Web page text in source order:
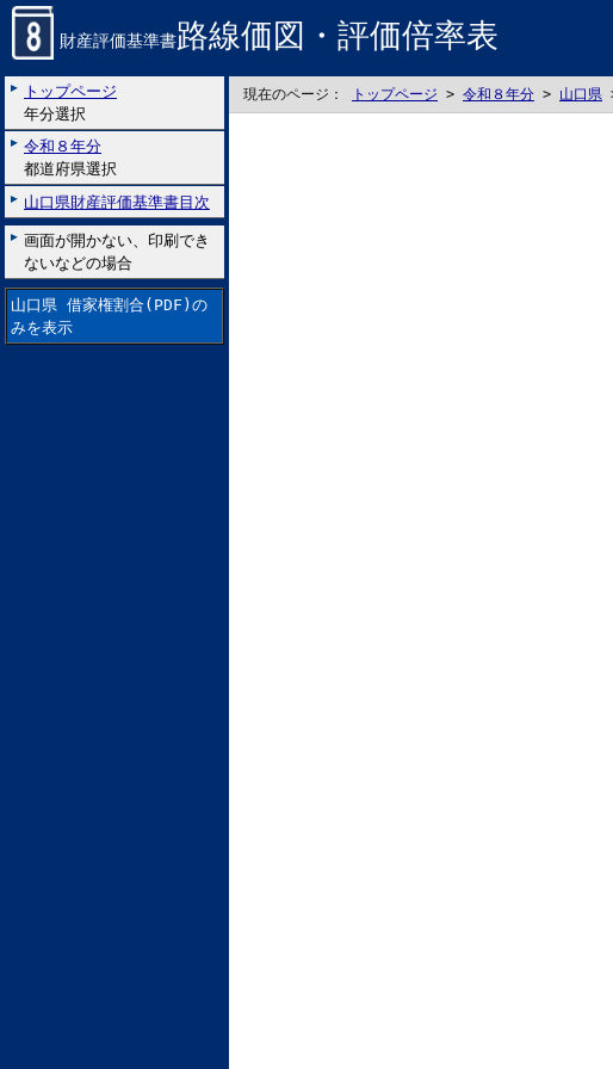
財産評価基準書路線価図・評価倍率表
トップページ
年分選択
令和８年分
都道府県選択
山口県財産評価基準書目次
画面が開かない、印刷でき
ないなどの場合
山口県 借家権割合(PDF)の
みを表示
現在のページ： トップページ > 令和８年分 > 山口県